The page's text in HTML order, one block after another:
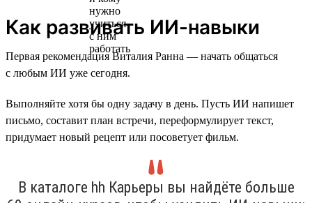
Как развивать ИИ-навыки
Первая рекомендация Виталия Ранна — начать общаться
с любым ИИ уже сегодня.
Выполняйте хотя бы одну задачу в день. Пусть ИИ напишет
письмо, составит план встречи, переформулирует текст,
придумает новый рецепт или посоветует фильм.
В каталоге hh Карьеры вы найдёте больше